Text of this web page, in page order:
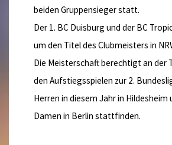
beiden Gruppensieger statt.
Der 1. BC Duisburg und der BC
um den Titel des Clubmeisters in
Die Meisterschaft berechtigt an der
den Aufstiegsspielen zur 2.
Herren in diesem Jahr in Hildesheim
Damen in Berlin stattfinden.